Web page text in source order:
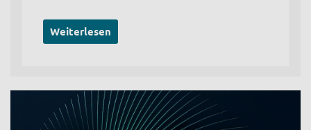
Weiterlesen